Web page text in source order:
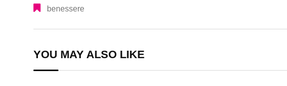
benessere
YOU MAY ALSO LIKE